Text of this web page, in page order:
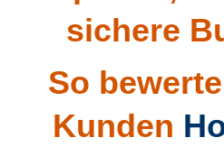
sichere
So
Kunden